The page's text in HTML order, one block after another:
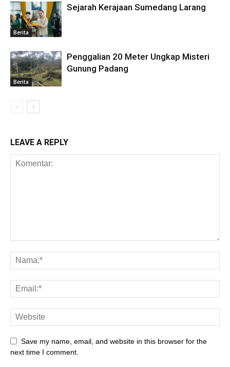
Berita
Sejarah Kerajaan Sumedang Larang
Berita
Penggalian 20 Meter Ungkap Misteri
Gunung Padang
LEAVE A REPLY
Save my name, email, and website in this browser for the
next time I comment.